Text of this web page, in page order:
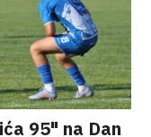
95" na Dan